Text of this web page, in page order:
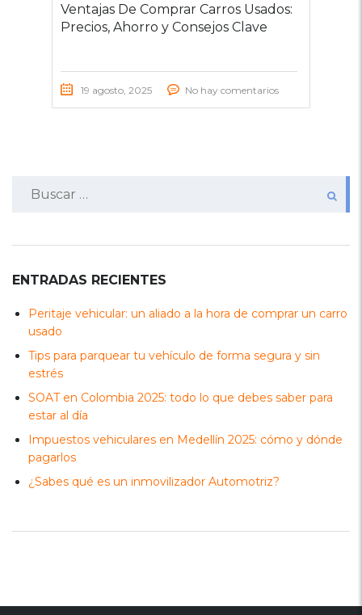
Ventajas De Comprar Carros Usados:
Precios, Ahorro y Consejos Clave
19 agosto, 2025 No hay comentarios
ENTRADAS RECIENTES
Peritaje vehicular: un aliado a la hora de comprar un carro
usado
Tips para parquear tu vehículo de forma segura y sin
estrés
SOAT en Colombia 2025: todo lo que debes saber para
estar al día
Impuestos vehiculares en Medellín 2025: cómo y dónde
pagarlos
¿Sabes qué es un inmovilizador Automotriz?